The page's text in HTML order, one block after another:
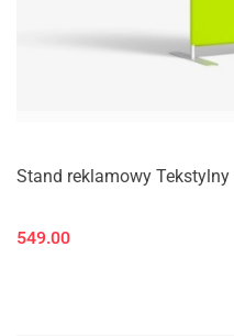
Stand reklamowy Tekstylny
549.00